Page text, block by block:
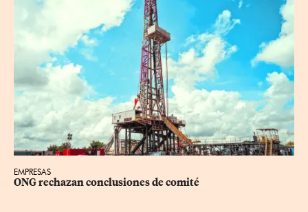
EMPRESAS
ONG rechazan conclusiones de comité